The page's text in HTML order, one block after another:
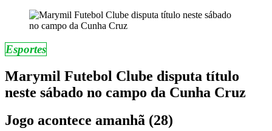
Esportes
Marymil Futebol Clube disputa título
neste sábado no campo da Cunha Cruz
Jogo acontece amanhã (28)